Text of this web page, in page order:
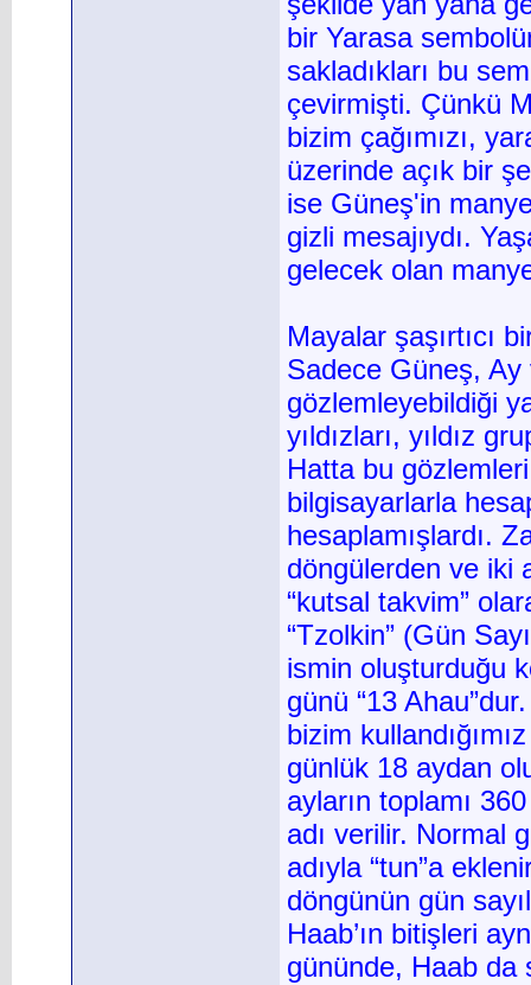
bir Yarasa
sakladıkları bu
çevirmişti. Çünkü
bizim çağımızı,
üzerinde açık bir
ise Güneş'in
gizli mesajıydı.
gelecek olan
Mayalar şaşırtıcı
Sadece Güneş,
gözlemleyebildiği
yıldızları, yıldız
Hatta bu
bilgisayarlarla
hesaplamışlardı.
döngülerden ve iki
“kutsal takvim”
“Tzolkin” (Gün
ismin oluşturduğu
günü “13
bizim
günlük 18 aydan
ayların toplamı
adı verilir. Normal
adıyla “tun”a
döngünün gün
Haab’ın bitişleri
gününde, Haab da